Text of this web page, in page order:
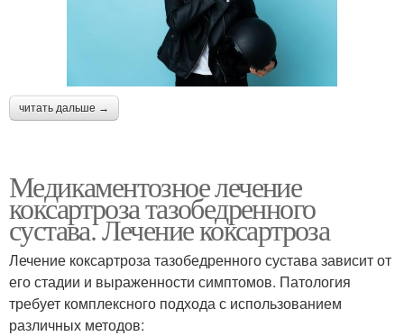
читать дальше →
Медикаментозное лечение
коксартроза тазобедренного
сустава. Лечение коксартроза
Лечение коксартроза тазобедренного сустава зависит от
его стадии и выраженности симптомов. Патология
требует комплексного подхода с использованием
различных методов: